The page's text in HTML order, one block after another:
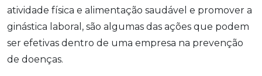
atividade física e alimentação saudável e promover a
ginástica laboral, são algumas das ações que podem
ser efetivas dentro de uma empresa na prevenção
de doenças.